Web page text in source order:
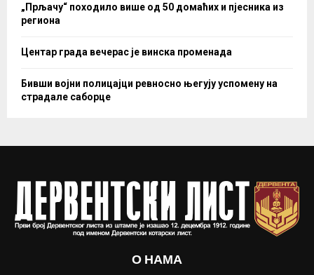
„Прљачу“ походило више од 50 домаћих и пјесника из
региона
Центар града вечерас је винска променада
Бивши војни полицајци ревносно његују успомену на
страдале саборце
О НАМА